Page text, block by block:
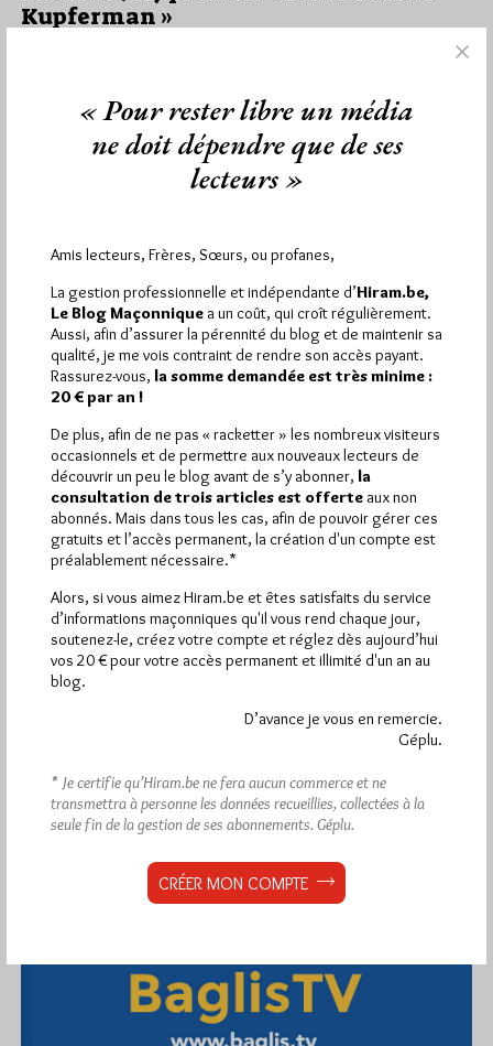
Kupferman »
Comme annoncé ici, le jury du Prix Laurent Kupferman s'est
réuni ce mercredi 17 juin à la mairie du 6e…
Hier samedi 8 août 2026, Hiram.be a reçu1 698 visites
et2 926 pagesont été lues (Source : Pirsch.io)
Plus d’informations
Quels sont les articles les plus lus du blog ?
Abonnement aux Newsletters - RSS
« Pour rester libre un média
ne doit dépendre que de ses
lecteurs »
Amis lecteurs, Frères, Sœurs, ou profanes,
La gestion professionnelle et indépendante d’Hiram.be,
Le Blog Maçonnique a un coût, qui croît régulièrement.
Aussi, afin d’assurer la pérennité du blog et de maintenir sa
qualité, je me vois contraint de rendre son accès payant.
Rassurez-vous, la somme demandée est très minime :
20 € par an !
De plus, afin de ne pas « racketter » les nombreux visiteurs
occasionnels et de permettre aux nouveaux lecteurs de
découvrir un peu le blog avant de s’y abonner, la
consultation de trois articles est offerte aux non
abonnés. Mais dans tous les cas, afin de pouvoir gérer ces
gratuits et l’accès permanent, la création d'un compte est
préalablement nécessaire.*
Alors, si vous aimez Hiram.be et êtes satisfaits du service
d’informations maçonniques qu'il vous rend chaque jour,
soutenez-le, créez votre compte et réglez dès aujourd’hui
vos 20 € pour votre accès permanent et illimité d'un an au
blog.
D’avance je vous en remercie.
Géplu.
* Je certifie qu’Hiram.be ne fera aucun commerce et ne
transmettra à personne les données recueillies, collectées à la
seule fin de la gestion de ses abonnements. Géplu.
CRÉER MON COMPTE